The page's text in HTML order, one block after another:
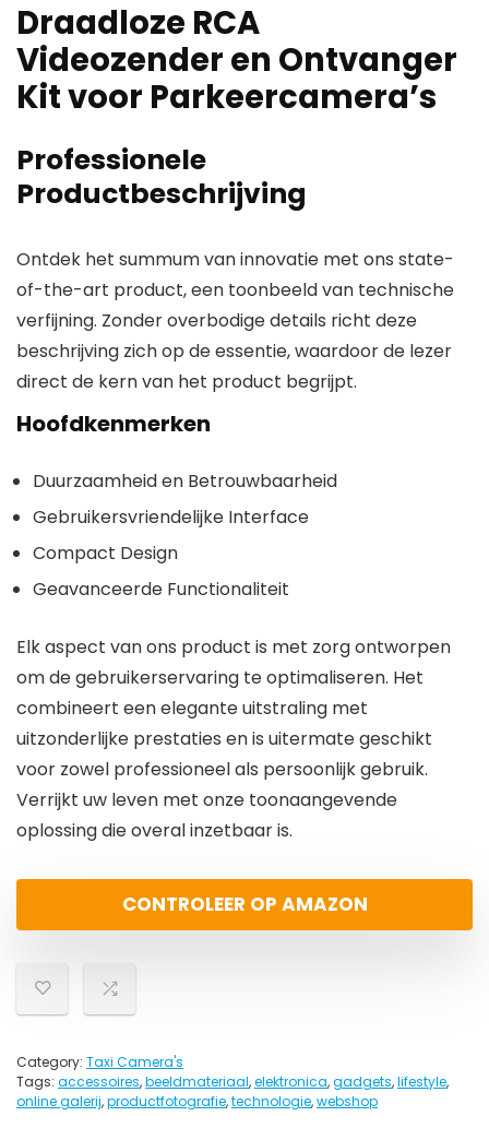
Draadloze RCA
Videozender en Ontvanger
Kit voor Parkeercamera’s
Professionele
Productbeschrijving
Ontdek het summum van innovatie met ons state-
of-the-art product, een toonbeeld van technische
verfijning. Zonder overbodige details richt deze
beschrijving zich op de essentie, waardoor de lezer
direct de kern van het product begrijpt.
Hoofdkenmerken
Duurzaamheid en Betrouwbaarheid
Gebruikersvriendelijke Interface
Compact Design
Geavanceerde Functionaliteit
Elk aspect van ons product is met zorg ontworpen
om de gebruikerservaring te optimaliseren. Het
combineert een elegante uitstraling met
uitzonderlijke prestaties en is uitermate geschikt
voor zowel professioneel als persoonlijk gebruik.
Verrijkt uw leven met onze toonaangevende
oplossing die overal inzetbaar is.
CONTROLEER OP AMAZON
Category: Taxi Camera's
Tags: accessoires,beeldmateriaal,elektronica,gadgets,lifestyle,
online galerij,productfotografie,technologie,webshop